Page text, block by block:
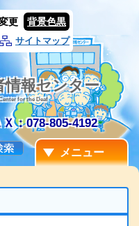
更 背景色黒
サイトマップ
情報センター
for the Deaf
Ｘ：078-805-4192
メニュー